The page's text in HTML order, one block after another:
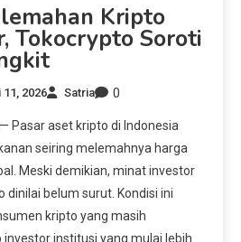
Kripto
Tokocrypto Soroti
11, 2026 Satria 0
— Pasar aset kripto di Indonesia
seiring melemahnya harga
Meski demikian, minat investor
belum surut. Kondisi ini
kripto yang masih
institusi yang mulai lebih